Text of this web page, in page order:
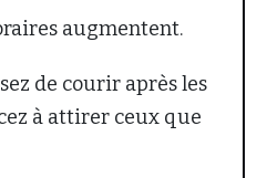
augmentent.
de courir après les
à attirer ceux que